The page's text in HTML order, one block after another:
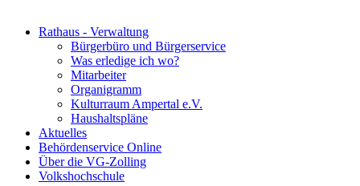
Rathaus - Verwaltung
Bürgerbüro und Bürgerservice
Was erledige ich wo?
Mitarbeiter
Organigramm
Kulturraum Ampertal e.V.
Haushaltspläne
Aktuelles
Behördenservice Online
Über die VG-Zolling
Volkshochschule